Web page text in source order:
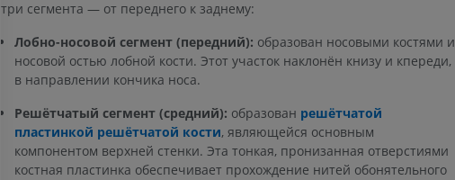
три сегмента — от переднего к заднему:
Лобно-носовой сегмент (передний): образован носовыми костями и
носовой остью лобной кости. Этот участок наклонён книзу и кпереди,
в направлении кончика носа.
Решётчатый сегмент (средний): образован решётчатой
пластинкой решётчатой кости, являющейся основным
компонентом верхней стенки. Эта тонкая, пронизанная отверстиями
костная пластинка обеспечивает прохождение нитей обонятельного